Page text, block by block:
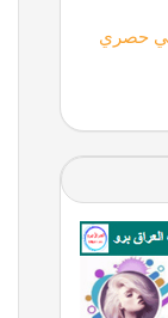
حصري